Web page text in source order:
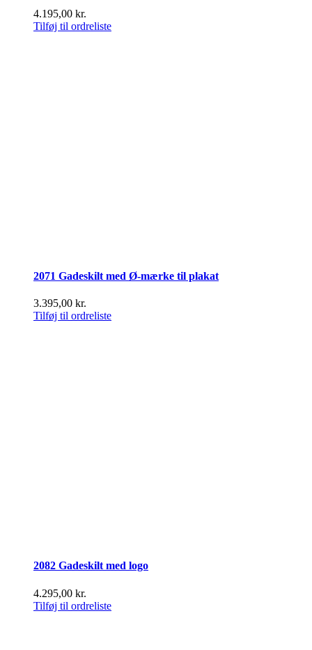
4.195,00 kr.
Tilføj til ordreliste
2071 Gadeskilt med Ø-mærke til plakat
3.395,00 kr.
Tilføj til ordreliste
2082 Gadeskilt med logo
4.295,00 kr.
Tilføj til ordreliste